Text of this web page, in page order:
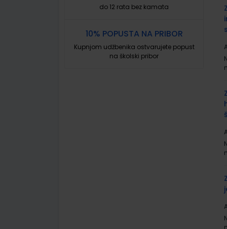
do 12 rata bez kamata
10% POPUSTA NA PRIBOR
Kupnjom udžbenika ostvarujete popust
na školski pribor